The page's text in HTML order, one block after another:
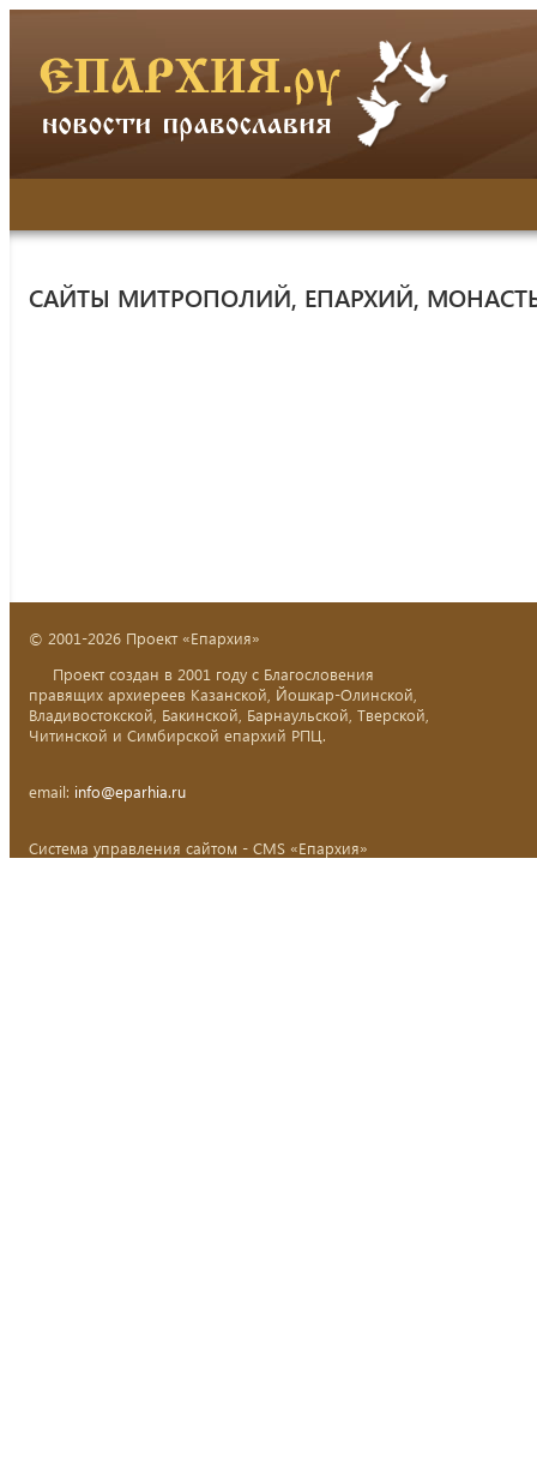
САЙТЫ МИТРОПОЛИЙ, ЕПАРХИЙ,
© 2001-2026 Проект «Епархия»
Проект создан в 2001 году с Благословения
правящих архиереев Казанской, Йошкар-Олинской,
Владивостокской, Бакинской, Барнаульской, Тверской,
Читинской и Симбирской епархий РПЦ.
email: info@eparhia.ru
Система управления сайтом - CMS «Епархия»